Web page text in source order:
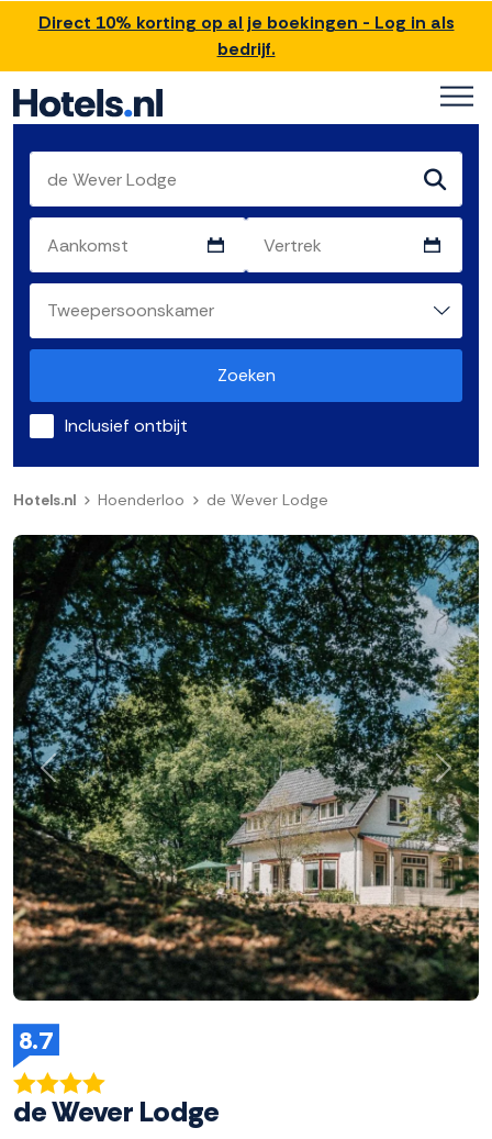
Direct 10% korting op al je boekingen - Log in als
bedrijf.
Zoeken
Inclusief ontbijt
Hotels.nl Hoenderloo de Wever Lodge
8.7
de Wever Lodge